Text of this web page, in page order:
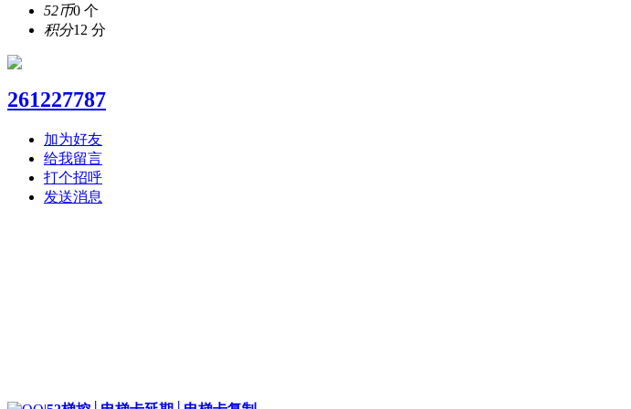
52币0 个
积分12 分
261227787
加为好友
给我留言
打个招呼
发送消息